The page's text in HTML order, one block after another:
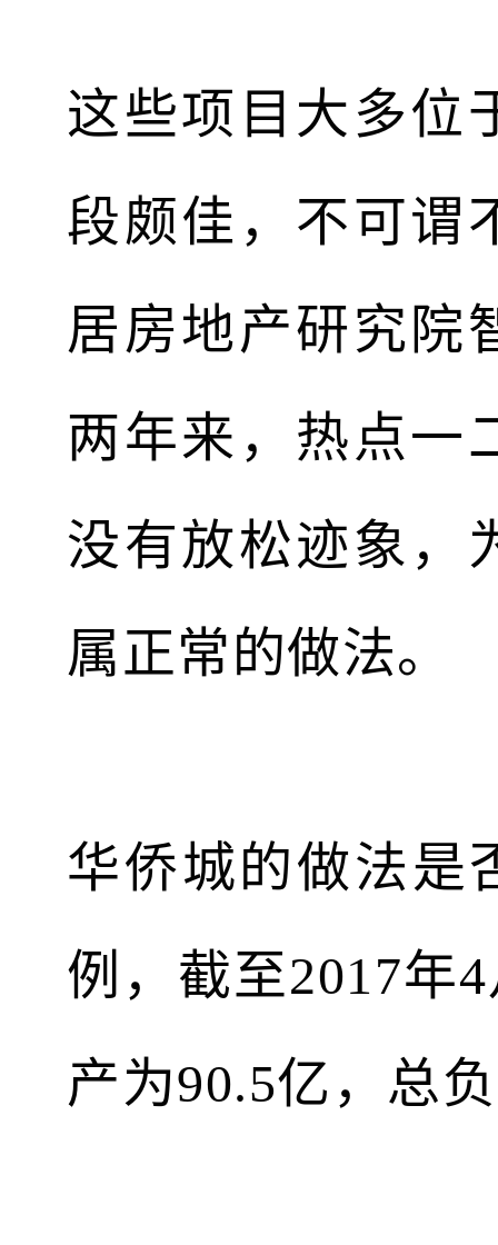
这些项目大多位
段颇佳，不可谓
居房地产研究院
两年来，热点一
没有放松迹象，
属正常的做法。
华侨城的做法是
例，截至2017年
产为90.5亿，总